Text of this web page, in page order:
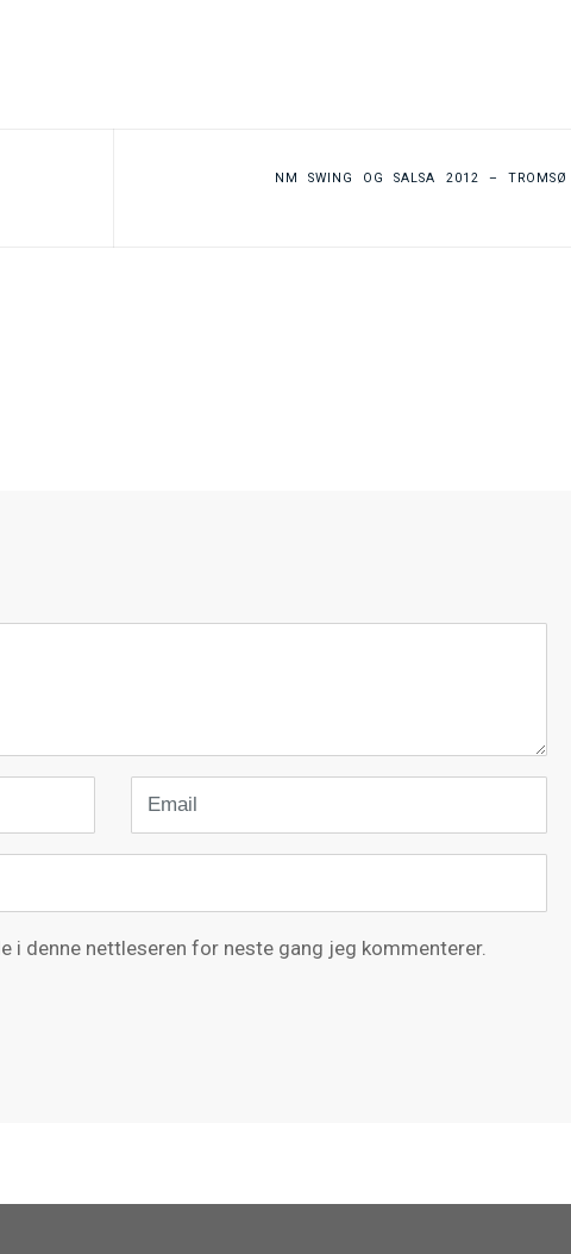
NM SWING OG SALSA 2012 – TROMSØ
i denne nettleseren for neste gang jeg kommenterer.